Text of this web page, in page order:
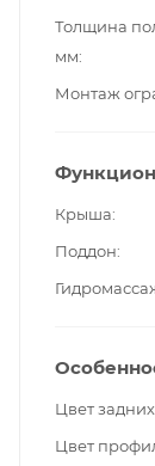
Толщина
мм
Монтаж
Крыша
Поддон
Цвет
Цвет